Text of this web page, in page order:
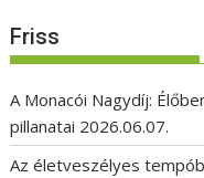
Friss
A Monacói Nagydíj:
pillanatai 2026.06.07.
Az életveszélyes